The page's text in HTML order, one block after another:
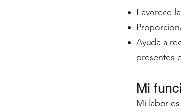
Favorece
Ayuda a
presentes
Mi
Mi labor